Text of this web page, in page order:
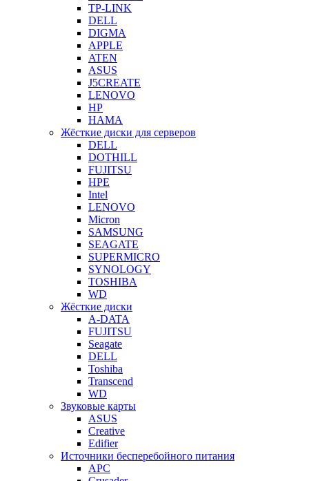
TP-LINK
DELL
DIGMA
APPLE
ATEN
ASUS
J5CREATE
LENOVO
HP
HAMA
Жёсткие диски для серверов
DELL
DOTHILL
FUJITSU
HPE
Intel
LENOVO
Micron
SAMSUNG
SEAGATE
SUPERMICRO
SYNOLOGY
TOSHIBA
WD
Жёсткие диски
A-DATA
FUJITSU
Seagate
DELL
Toshiba
Transcend
WD
Звуковые карты
ASUS
Creative
Edifier
Источники бесперебойного питания
APC